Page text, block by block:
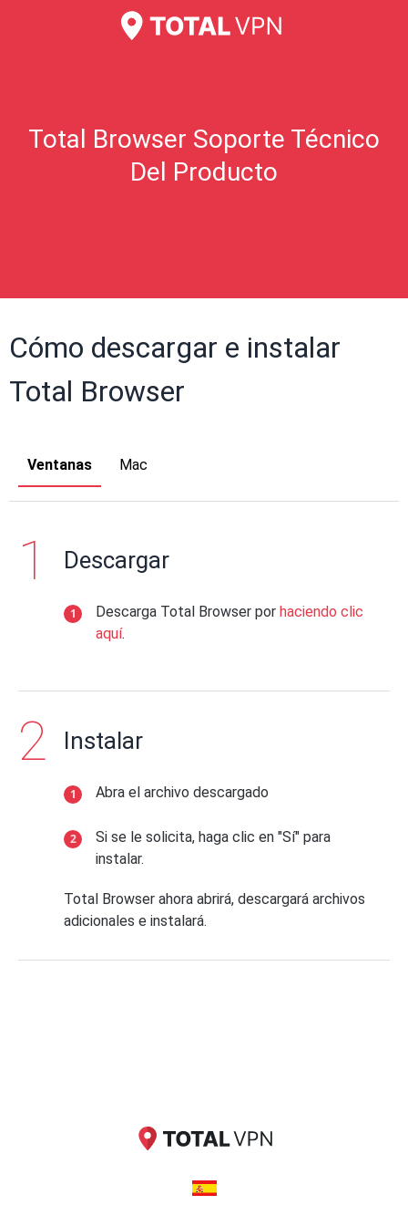
Total Browser Soporte Técnico
Del Producto
Cómo descargar e instalar
Total Browser
Ventanas Mac
Descargar
Descarga Total Browser por haciendo clic
aquí.
Instalar
Abra el archivo descargado
Si se le solicita, haga clic en "Sí" para
instalar.
Total Browser ahora abrirá, descargará archivos
adicionales e instalará.